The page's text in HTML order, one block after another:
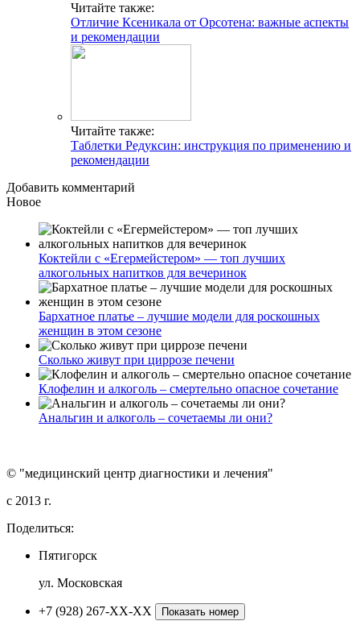
Читайте также:
Отличие Ксеникала от Орсотена: важные аспекты
и рекомендации
Читайте также:
Таблетки Редуксин: инструкция по применению и
рекомендации
Добавить комментарий
Новое
Коктейли с «Егермейстером» — топ лучших
алкогольных напитков для вечеринок
Бархатное платье – лучшие модели для роскошных
женщин в этом сезоне
Сколько живут при циррозе печени
Клофелин и алкоголь – смертельно опасное сочетание
Анальгин и алкоголь – сочетаемы ли они?
© "медицинский центр диагностики и лечения"
c 2013 г.
Поделиться:
Пятигорск
ул. Московская
+7 (928) 267-XX-XX Показать номер